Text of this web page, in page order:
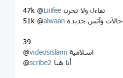
47k @Liiifee تفاءل ولا تحزن
51k @alwaan حالآت وآتس جديدة
39
@videosislami اسلامية
@scribe2 أنا هنا